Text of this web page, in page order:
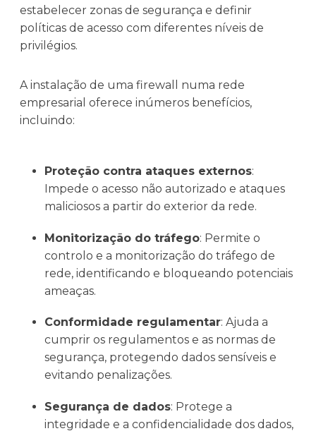
estabelecer zonas de segurança e definir
políticas de acesso com diferentes níveis de
privilégios.
A instalação de uma firewall numa rede
empresarial oferece inúmeros benefícios,
incluindo:
Proteção contra ataques externos:
Impede o acesso não autorizado e ataques
maliciosos a partir do exterior da rede.
Monitorização do tráfego: Permite o
controlo e a monitorização do tráfego de
rede, identificando e bloqueando potenciais
ameaças.
Conformidade regulamentar: Ajuda a
cumprir os regulamentos e as normas de
segurança, protegendo dados sensíveis e
evitando penalizações.
Segurança de dados: Protege a
integridade e a confidencialidade dos dados,